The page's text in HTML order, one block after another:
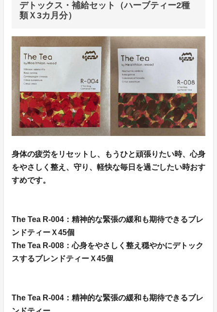
デトックス・補給セット（ハーブティー2種
類Ｘ3カ月分）
身体の疲労をリセットし、もうひと頑張りたい時、心身
をやさしく整え、守り、軽快な毎日を過ごしたい時おす
すめです。
The Tea R-004：精神的な緊張の緩和も期待できるブレ
ンドティーＸ45個
The Tea R-008：心身をやさしく整え穏やかにデトック
スするブレンドティーＸ45個
The Tea R-004：精神的な緊張の緩和も期待できるブレ